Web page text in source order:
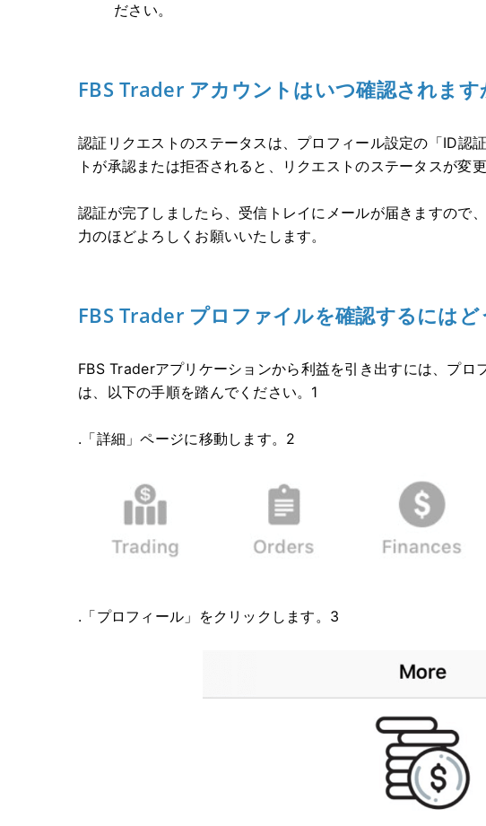
ださい。
FBS Trader アカウントはいつ確認されます
認証リクエストのステータスは、プロフィール設定の「ID認
トが承認または拒否されると、リクエストのステータスが変更
認証が完了しましたら、受信トレイにメールが届きますので
力のほどよろしくお願いいたします。
FBS Trader プロファイルを確認するには
FBS Traderアプリケーションから利益を引き出すには、プロ
は、以下の手順を踏んでください。1
.「詳細」ページに移動します。2
.「プロフィール」をクリックします。3